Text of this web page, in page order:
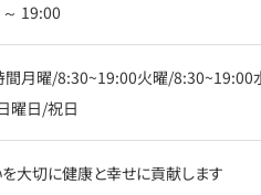
19:00
間月曜/8:30~19:00火曜/
曜日/祝日
大切に健康と幸せに貢献します